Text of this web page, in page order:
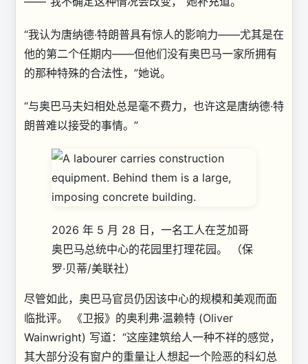
“我认为唐纳德·特朗普具有惊人的影响力——尤其是在
他的第二个任期内——但他们没有奥巴马一家所拥有
的那种特殊的合法性，”她说。
“与奥巴马夫妇相处总是毫不费力，也许这是唐纳德·特
朗普难以接受的事情。”
2026 年 5 月 28 日，一名工人在芝加哥
奥巴马总统中心的花园里打理花园。
（保
罗·贝蒂/美联社）
尽管如此，奥巴马官员仍因该中心的规模和美观而面
临批评。 《卫报》的奥利弗·温赖特 (Oliver
Wainwright) 写道：“这座建筑给人一种不祥的感觉，
其大部分没有窗户的重量让人想起一个险恶的科幻总